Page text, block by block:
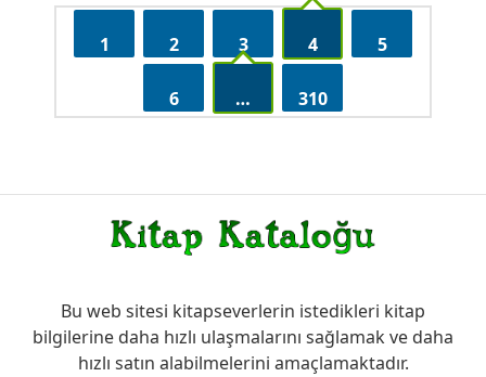
1 2 3 4 5
6 … 310
Bu web sitesi kitapseverlerin istedikleri kitap
bilgilerine daha hızlı ulaşmalarını sağlamak ve daha
hızlı satın alabilmelerini amaçlamaktadır.